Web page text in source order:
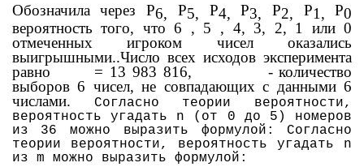
Обозначила через Р6, Р5, Р4, Р3, Р2, Р1, Р0
вероятность того, что 6 , 5 , 4, 3, 2, 1 или 0
отмеченных игроком чисел оказались
выигрышными..Число всех исходов эксперимента
равно = 13 983 816, - количество
выборов 6 чисел, не совпадающих с данными 6
числами. Согласно теории вероятности,
вероятность угадать n (от 0 до 5) номеров
из 36 можно выразить формулой: Согласно
теории вероятности, вероятность угадать n
из m можно выразить формулой: